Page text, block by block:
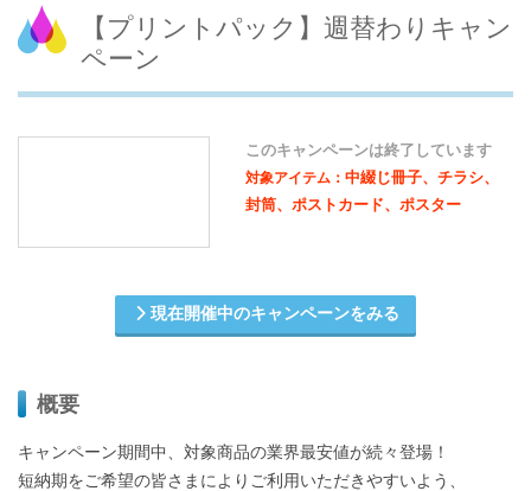
【プリントパック】週替わりキャン
ペーン
このキャンペーンは終了しています
対象アイテム： 中綴じ冊子、チラシ、
封筒、ポストカード、ポスター
現在開催中のキャンペーンをみる
概要
キャンペーン期間中、対象商品の業界最安値が続々登場！
短納期をご希望の皆さまによりご利用いただきやすいよう、